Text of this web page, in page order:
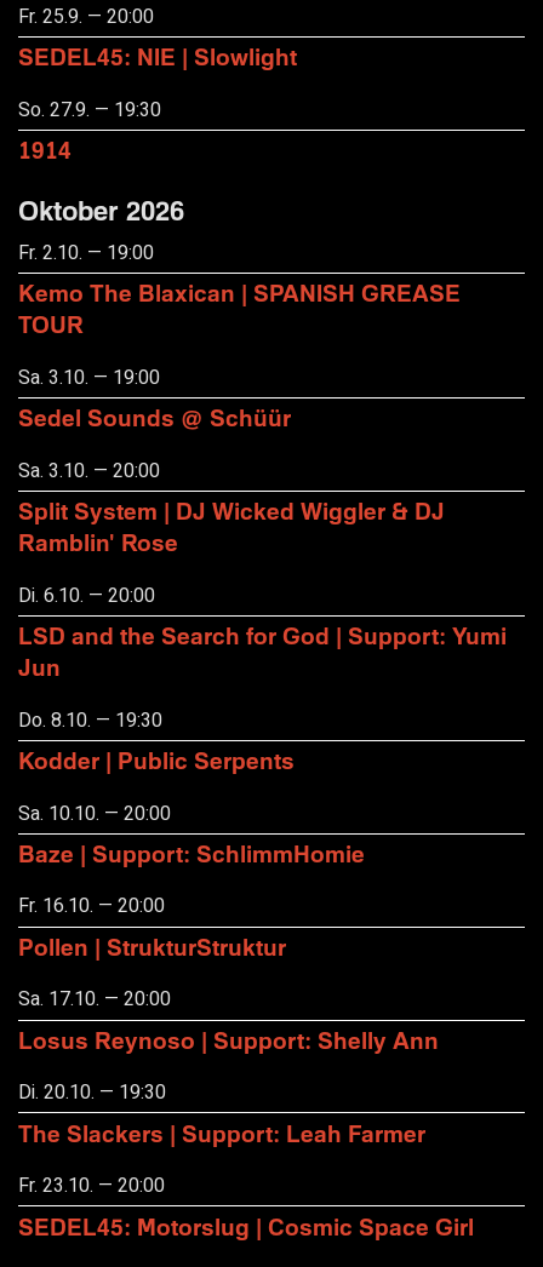
Fr. 25.9. — 20:00
SEDEL45: NIE | Slowlight
So. 27.9. — 19:30
1914
Oktober 2026
Fr. 2.10. — 19:00
Kemo The Blaxican | SPANISH GREASE
TOUR
Sa. 3.10. — 19:00
Sedel Sounds @ Schüür
Sa. 3.10. — 20:00
Split System | DJ Wicked Wiggler & DJ
Ramblin' Rose
Di. 6.10. — 20:00
LSD and the Search for God | Support: Yumi
Jun
Do. 8.10. — 19:30
Kodder | Public Serpents
Sa. 10.10. — 20:00
Baze | Support: SchlimmHomie
Fr. 16.10. — 20:00
Pollen | StrukturStruktur
Sa. 17.10. — 20:00
Losus Reynoso | Support: Shelly Ann
Di. 20.10. — 19:30
The Slackers | Support: Leah Farmer
Fr. 23.10. — 20:00
SEDEL45: Motorslug | Cosmic Space Girl